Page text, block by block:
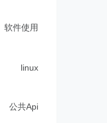
软件使用
linux
公共Api